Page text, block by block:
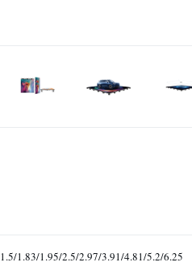
1.5/1.83/1.95/2.5/2.97/3.91/4.81/5.2/6.25